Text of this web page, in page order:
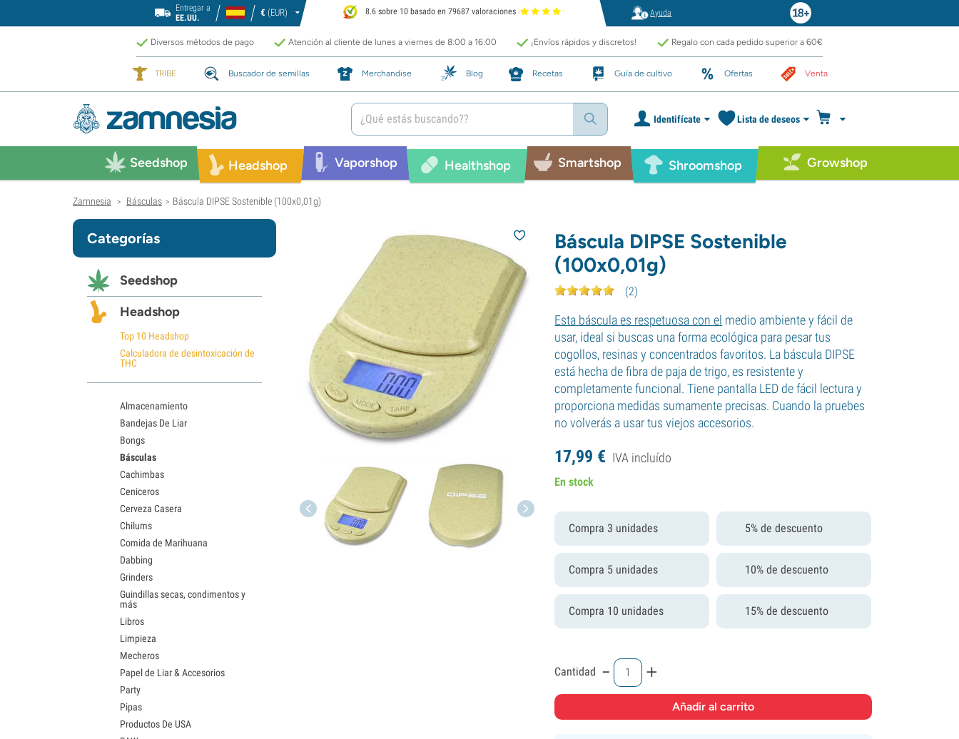
Entregar a
EE.UU.
€ (EUR) 8.6 sobre 10 basado en 79687 valoraciones Ayuda
Diversos métodos de pago Atención al cliente de lunes a viernes de 8:00 a 16:00 ¡Envíos rápidos y discretos! Regalo con cada pedido superior a 60€
TRIBE Buscador de semillas Merchandise Blog Recetas Guía de cultivo Ofertas Venta
Identifícate Lista de deseos
Seedshop Headshop Vaporshop Healthshop Smartshop Shroomshop Growshop
Zamnesia > Básculas > Báscula DIPSE Sostenible (100x0,01g)
Báscula DIPSE Sostenible
(100x0,01g)
(2)
Esta báscula es respetuosa con el medio ambiente y fácil de
usar, ideal si buscas una forma ecológica para pesar tus
cogollos, resinas y concentrados favoritos. La báscula DIPSE
está hecha de fibra de paja de trigo, es resistente y
completamente funcional. Tiene pantalla LED de fácil lectura y
proporciona medidas sumamente precisas. Cuando la pruebes
no volverás a usar tus viejos accesorios.
17,99 € IVA incluído
En stock
Compra 3 unidades 5% de descuento
Compra 5 unidades 10% de descuento
Compra 10 unidades 15% de descuento
Cantidad - +
Categorías
Seedshop
Headshop
Top 10 Headshop
Calculadora de desintoxicación de
THC
Almacenamiento
Bandejas De Liar
Bongs
Básculas
Cachimbas
Ceniceros
Cerveza Casera
Chilums
Comida de Marihuana
Dabbing
Grinders
Guindillas secas, condimentos y
más
Libros
Limpieza
Mecheros
Papel de Liar & Accesorios
Party
Pipas
Productos De USA